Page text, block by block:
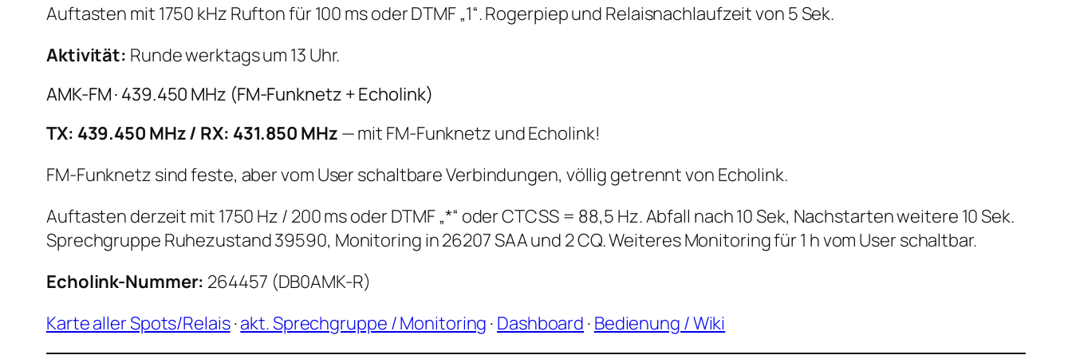
Auftasten mit 1750 kHz Rufton für 100 ms oder DTMF „1“. Rogerpiep und Relaisnachlaufzeit von 5 Sek.
Aktivität: Runde werktags um 13 Uhr.
AMK-FM · 439.450 MHz (FM-Funknetz + Echolink)
TX: 439.450 MHz / RX: 431.850 MHz — mit FM-Funknetz und Echolink!
FM-Funknetz sind feste, aber vom User schaltbare Verbindungen, völlig getrennt von Echolink.
Auftasten derzeit mit 1750 Hz / 200 ms oder DTMF „*“ oder CTCSS = 88,5 Hz. Abfall nach 10 Sek, Nachstarten weitere 10 Sek.
Sprechgruppe Ruhezustand 39590, Monitoring in 26207 SAA und 2 CQ. Weiteres Monitoring für 1 h vom User schaltbar.
Echolink-Nummer: 264457 (DB0AMK-R)
Karte aller Spots/Relais·akt. Sprechgruppe / Monitoring · Dashboard · Bedienung / Wiki